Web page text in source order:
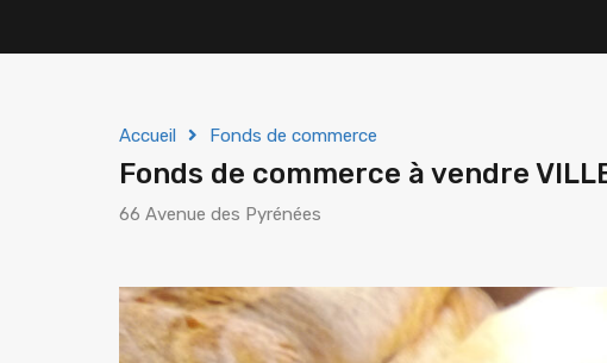
Accueil Fonds de commerce
Fonds de commerce à vendre
66 Avenue des Pyrénées